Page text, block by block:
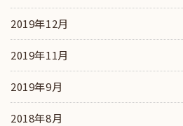
2019年12月
2019年11月
2019年9月
2018年8月